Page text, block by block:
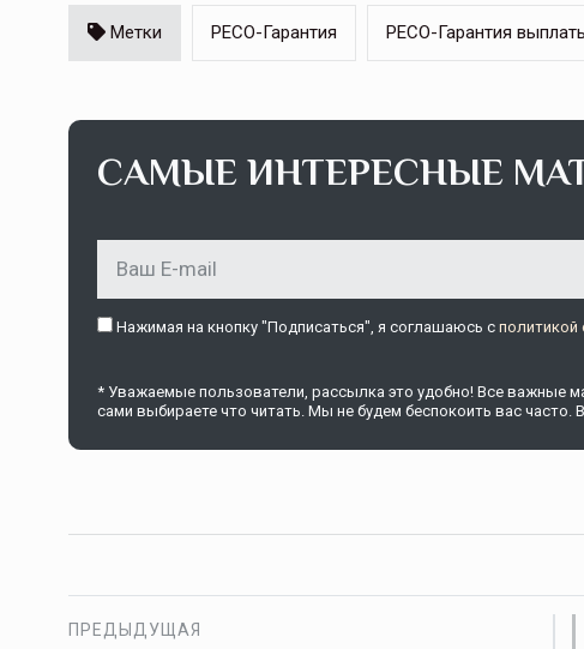
Метки РЕСО-Гарантия РЕСО-Гарантия
САМЫЕ ИНТЕРЕСНЫЕ
Нажимая на кнопку "Подписаться", я соглашаюсь c политикой
* Уважаемые пользователи, рассылка это удобно! Все важные
сами выбираете что читать. Мы не будем беспокоить вас часто.
ПРЕДЫДУЩАЯ